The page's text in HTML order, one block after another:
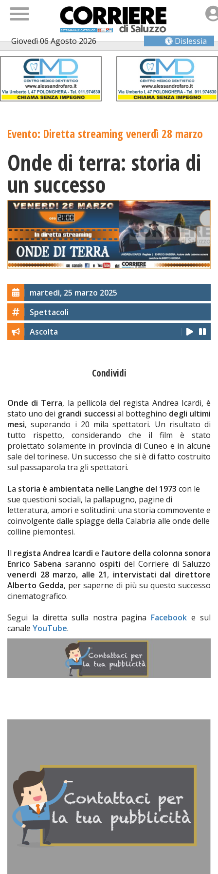
Giovedì 06 Agosto 2026 Dislessia
Evento: Diretta streaming venerdì 28 marzo
Onde di terra: storia di
un successo
martedì, 25 marzo 2025
Spettacoli
Ascolta
Condividi
Onde di Terra, la pellicola del regista Andrea Icardi, è
stato uno dei grandi successi al botteghino degli ultimi
mesi, superando i 20 mila spettatori. Un risultato di
tutto rispetto, considerando che il film è stato
proiettato solamente in provincia di Cuneo e in alcune
sale del torinese. Un successo che si è di fatto costruito
sul passaparola tra gli spettatori.
La storia è ambientata nelle Langhe del 1973 con le
sue questioni sociali, la pallapugno, pagine di
letteratura, amori e solitudini: una storia commovente e
coinvolgente dalle spiagge della Calabria alle onde delle
colline piemontesi.
Il regista Andrea Icardi e l’autore della colonna sonora
Enrico Sabena saranno ospiti del Corriere di Saluzzo
venerdì 28 marzo, alle 21, intervistati dal direttore
Alberto Gedda, per saperne di più su questo successo
cinematografico.
Segui la diretta sulla nostra pagina Facebooke sul
canale YouTube.